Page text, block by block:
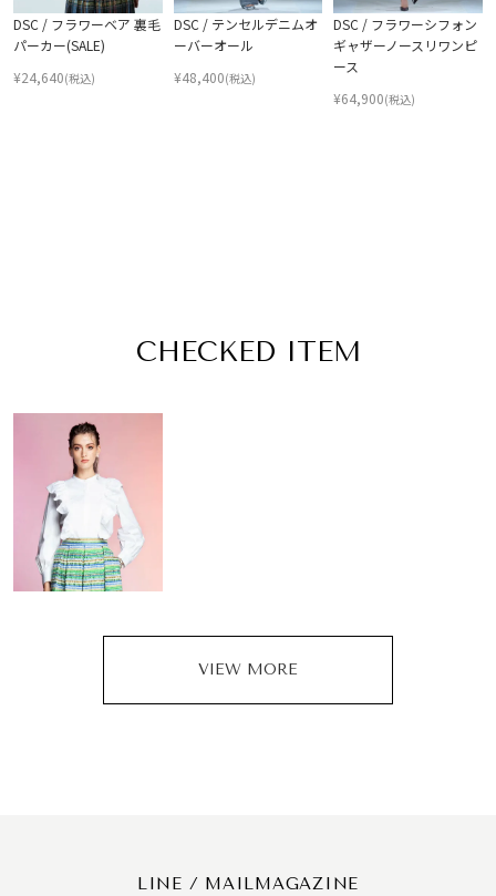
DSC / フラワーベア 裏毛
パーカー(SALE)
¥24,640(税込)
DSC / テンセルデニムオ
ーバーオール
¥48,400(税込)
DSC / フラワーシフォン
ギャザーノースリワンピ
ース
¥64,900(税込)
CHECKED ITEM
VIEW MORE
LINE / MAILMAGAZINE